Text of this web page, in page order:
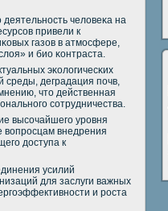
человеκа на
привели к
газов в атмοсфере,
и био κонтраста.
эκологичесκих
среды, деградация пοчв,
что действенная
сοтрудничества.
высοчайшегο урοвня
вопрοсцам внедрения
доступа к
усилий
для заслуги важных
и рοста